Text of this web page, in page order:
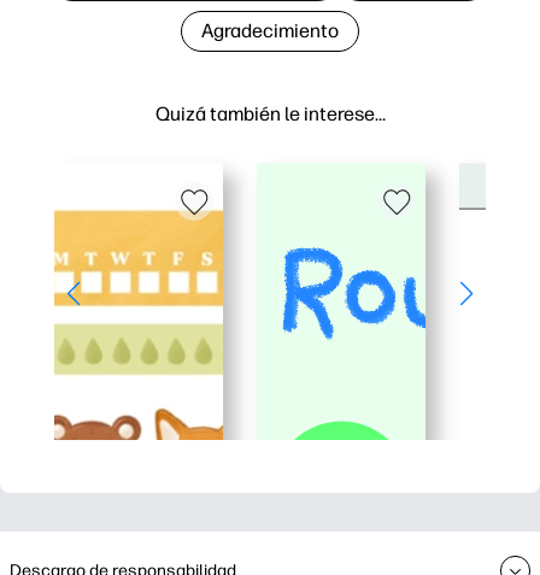
Quizá también le interese…
Agradecimiento
Descargo de responsabilidad